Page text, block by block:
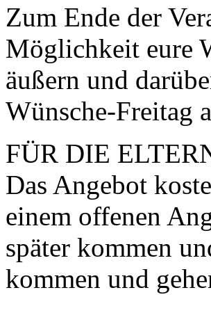
Zum Ende der
Möglichkeit eure
äußern und
Wünsche-Freitag
FÜR DIE
Das Angebot
einem offenen
später kommen
kommen und